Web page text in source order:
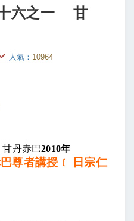
六之一 甘
人氣： 10964
甘丹赤巴2010年
尊者講授﹝ 日宗仁